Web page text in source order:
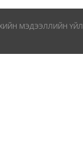
МЭДЭЭЛЛИЙН